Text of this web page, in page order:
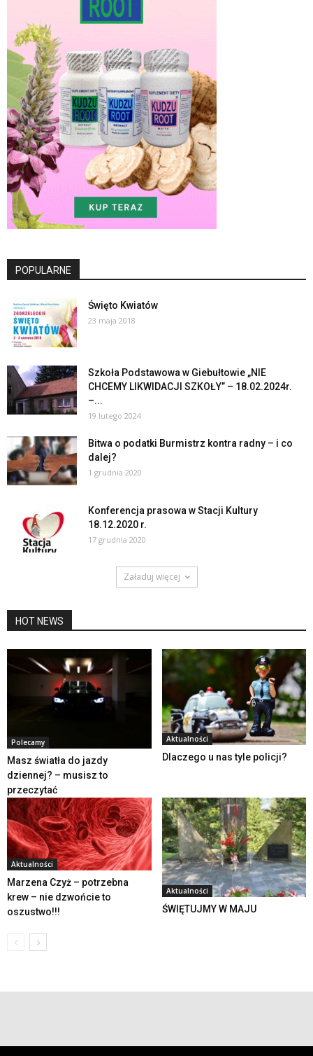
POPULARNE
Święto Kwiatów
23 maja 2018
Szkoła Podstawowa w Giebułtowie „NIE
CHCEMY LIKWIDACJI SZKOŁY” – 18.02.2024r.
–...
19 lutego 2024
Bitwa o podatki Burmistrz kontra radny – i co
dalej?
1 grudnia 2020
Konferencja prasowa w Stacji Kultury
18.12.2020 r.
17 grudnia 2020
Załaduj więcej
HOT NEWS
Polecamy
Masz światła do jazdy
dziennej? – musisz to
przeczytać
Aktualności
Dlaczego u nas tyle policji?
Aktualności
Marzena Czyż – potrzebna
krew – nie dzwońcie to
oszustwo!!!
Aktualności
ŚWIĘTUJMY W MAJU